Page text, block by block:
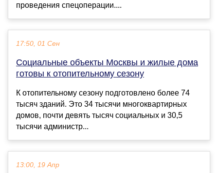
проведения спецоперации....
17:50, 01 Сен
Социальные объекты Москвы и жилые дома
готовы к отопительному сезону
К отопительному сезону подготовлено более 74
тысяч зданий. Это 34 тысячи многоквартирных
домов, почти девять тысяч социальных и 30,5
тысячи администр...
13:00, 19 Апр